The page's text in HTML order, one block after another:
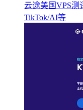
云途美国VPS测
TikTok/AI等